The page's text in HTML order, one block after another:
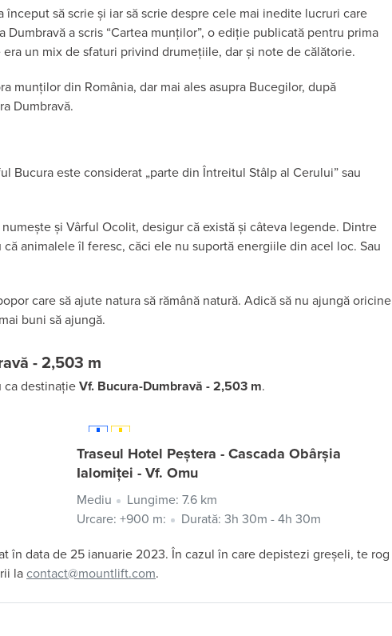
să scrie și iar să scrie despre cele mai inedite lucruri care
a scris “Cartea munților”, o ediție publicată pentru prima
un mix de sfaturi privind drumețiile, dar și note de călătorie.
munților din România, dar mai ales asupra Bucegilor, după
Dumbravă.
Bucura este considerat „parte din Întreitul Stâlp al Cerului” sau
și Vârful Ocolit, desigur că există și câteva legende. Dintre
animalele îl feresc, căci ele nu suportă energiile din acel loc. Sau
care să ajute natura să rămână natură. Adică să nu ajungă oricine
buni să ajungă.
- 2,503 m
ca destinațieVf. Bucura-Dumbravă - 2,503 m.
Traseul Hotel Peștera - Cascada Obârșia
Ialomiței - Vf. Omu
Mediu
Lungime: 7.6 km
Urcare: +900 m:
Durată: 3h 30m - 4h 30m
în data de 25 ianuarie 2023. În cazul în care depistezi greșeli, te rog
la contact@mountlift.com.